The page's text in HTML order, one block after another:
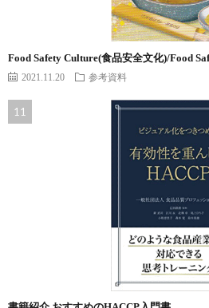
Food Safety Culture(食品安全文化)/Food
2021.11.20 参考資料